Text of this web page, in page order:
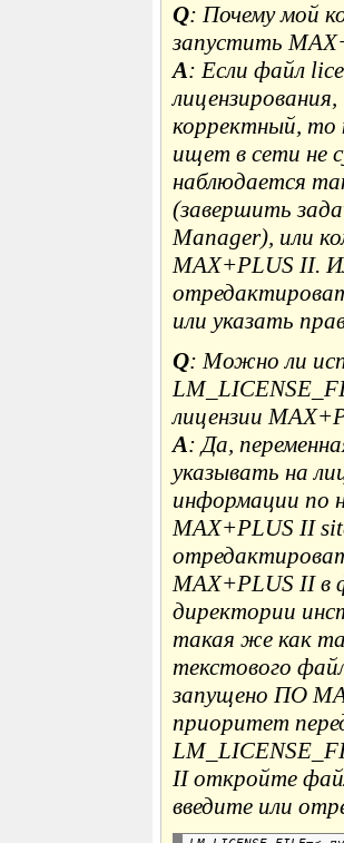
Q: Почему мой
запустить
A: Если файл
корректный,
ищет в сети не
наблюдается
(завершить
Manager), или
MAX+PLUS II.
или указать
Q: Можно ли
лицензии
A: Да,
указывать на
информации по
MAX+PLUS II
MAX+PLUS II в
директории
такая же как
текстового
запущено ПО
приоритет
II откройте
введите или